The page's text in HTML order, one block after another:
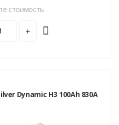
стоимость
+
Dynamic H3 100Ah 830A